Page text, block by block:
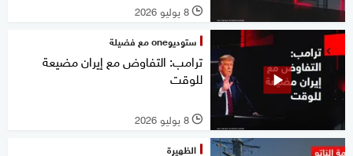
l 8 يوليو 2026
ستوديوone مع فضيلة
ترامب: التفاوض مع إيران مضيعة
للوقت
l 8 يوليو 2026
الظهيرة